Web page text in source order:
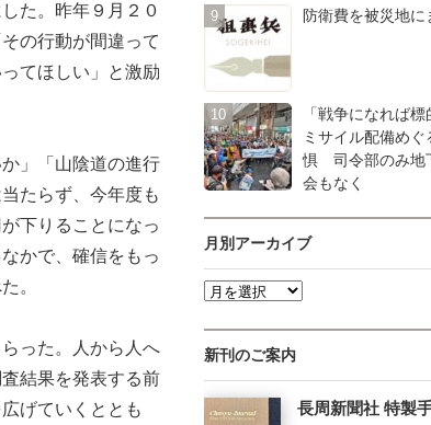
た。昨年９月２０
の行動が間違って
てほしい」と激励
」「山陰道の進行
たらず、今年度も
下りることになっ
かで、確信をもっ
。
った。人から人へ
結果を発表する前
げていくととも
防衛費を被災地に
「戦争になれば
ミサイル配備め
惧 司令部のみ地
会もなく
月別アーカイブ
新刊のご案内
長周新聞社 特製